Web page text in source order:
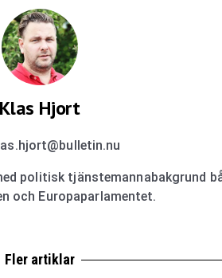
Klas Hjort
politisk tjänstemannabakgrund
och Europaparlamentet.
Fler artiklar